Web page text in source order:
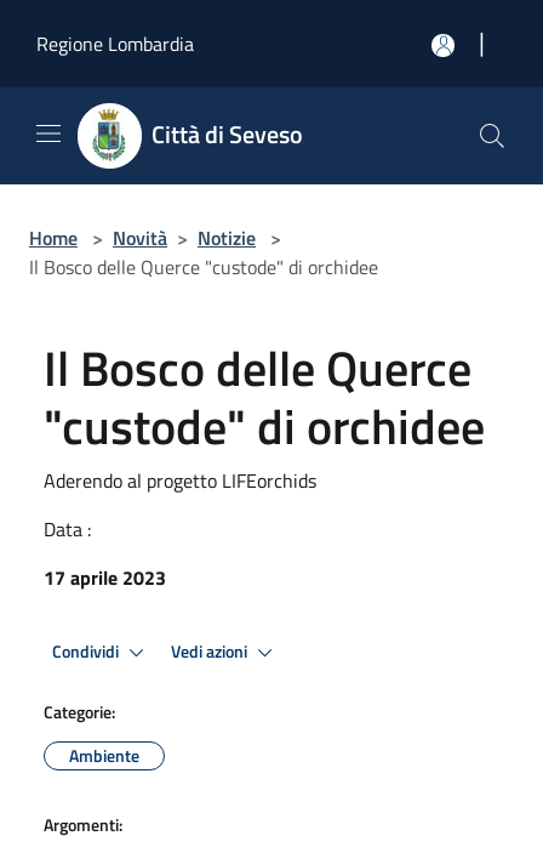
Regione Lombardia
|
Città di Seveso
Home > Novità > Notizie >
Il Bosco delle Querce "custode" di orchidee
Il Bosco delle Querce
"custode" di orchidee
Aderendo al progetto LIFEorchids
Data :
17 aprile 2023
Condividi Vedi azioni
Categorie:
Ambiente
Argomenti: